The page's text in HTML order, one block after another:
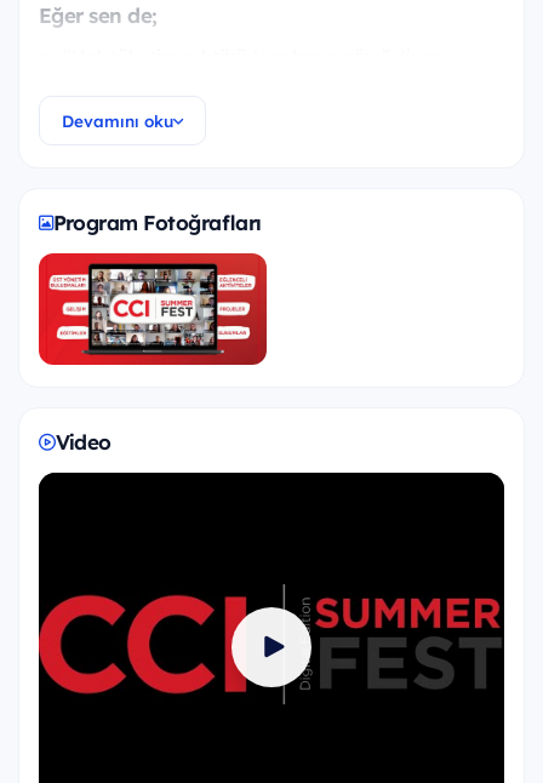
Eğer sen de;
Araştırmacı ve yenilikçi ruha sahipsen,
“Sorumluluk sahibiyim ve tam bir takım
Rahatlıkla İngilizce iletişim kurabiliyorsan.
bu program tam sana göre!
Devamını oku
Program Fotoğrafları
Video